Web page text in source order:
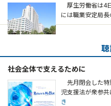
厚生労働省は4
には職業安定局
社会全体で支えるために
先月閉会した特
児支援法が衆参
き